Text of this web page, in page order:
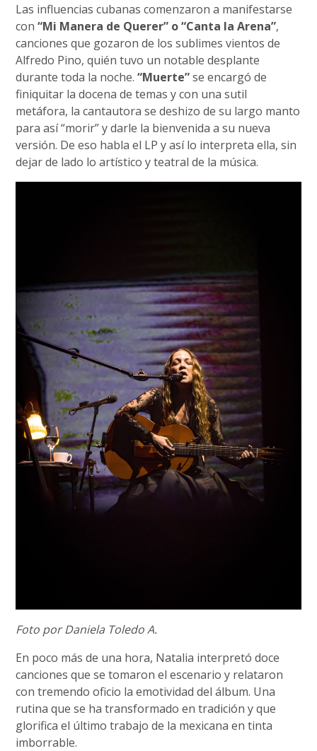
Las influencias cubanas comenzaron a manifestarse
con“Mi Manera de Querer” o “Canta la Arena”,
canciones que gozaron de los sublimes vientos de
Alfredo Pino, quién tuvo un notable desplante
durante toda la noche.“Muerte”se encargó de
finiquitar la docena de temas y con una sutil
metáfora, la cantautora se deshizo de su largo manto
para así “morir” y darle la bienvenida a su nueva
versión. De eso habla el LP y así lo interpreta ella, sin
dejar de lado lo artístico y teatral de la música.
Foto por Daniela Toledo A.
En poco más de una hora, Natalia interpretó doce
canciones que se tomaron el escenario y relataron
con tremendo oficio la emotividad del álbum. Una
rutina que se ha transformado en tradición y que
glorifica el último trabajo de la mexicana en tinta
imborrable.